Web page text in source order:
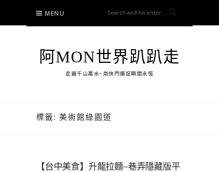
content
MENU
阿MON世界趴趴走
走遍千山萬水~用快門捕捉瞬間永恆
標籤: 美術館綠園道
【台中美食】升龍拉麵~巷弄隱藏版平